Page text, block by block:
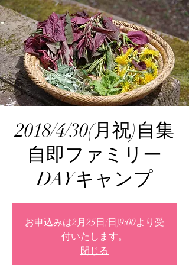
2018/4/30(月祝)自集
自即ファミリー
DAYキャンプ
お申込みは2月25日(日)9:00より受
付いたします。
閉じる